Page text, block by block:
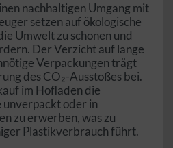
nachhaltigen Umgang mit
setzen auf ökologische
Umwelt zu schonen und
Der Verzicht auf lange
Verpackungen trägt
des CO₂-Ausstoßes bei.
im Hofladen die
oder in
zu erwerben, was zu
Plastikverbrauch führt.